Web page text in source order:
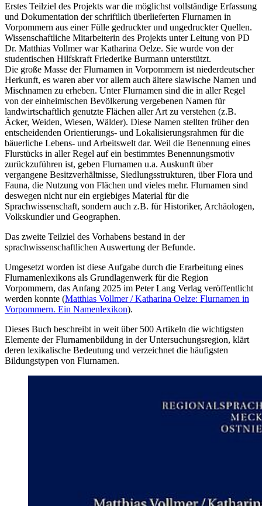
Erstes Teilziel des Projekts war die möglichst vollständige Erfassung
und Dokumentation der schriftlich überlieferten Flurnamen in
Vorpommern aus einer Fülle gedruckter und ungedruckter Quellen.
Wissenschaftliche Mitarbeiterin des Projekts unter Leitung von PD
Dr. Matthias Vollmer war Katharina Oelze. Sie wurde von der
studentischen Hilfskraft Friederike Burmann unterstützt.
Die große Masse der Flurnamen in Vorpommern ist niederdeutscher
Herkunft, es waren aber vor allem auch ältere slawische Namen und
Mischnamen zu erheben. Unter Flurnamen sind die in aller Regel
von der einheimischen Bevölkerung vergebenen Namen für
landwirtschaftlich genutzte Flächen aller Art zu verstehen (z.B.
Äcker, Weiden, Wiesen, Wälder). Diese Namen stellten früher den
entscheidenden Orientierungs- und Lokalisierungsrahmen für die
bäuerliche Lebens- und Arbeitswelt dar. Weil die Benennung eines
Flurstücks in aller Regel auf ein bestimmtes Benennungsmotiv
zurückzuführen ist, geben Flurnamen u.a. Auskunft über
vergangene Besitzverhältnisse, Siedlungsstrukturen, über Flora und
Fauna, die Nutzung von Flächen und vieles mehr. Flurnamen sind
deswegen nicht nur ein ergiebiges Material für die
Sprachwissenschaft, sondern auch z.B. für Historiker, Archäologen,
Volkskundler und Geographen.
Das zweite Teilziel des Vorhabens bestand in der
sprachwissenschaftlichen Auswertung der Befunde.
Umgesetzt worden ist diese Aufgabe durch die Erarbeitung eines
Flurnamenlexikons als Grundlagenwerk für die Region
Vorpommern, das Anfang 2025 im Peter Lang Verlag veröffentlicht
werden konnte (Matthias Vollmer / Katharina Oelze: Flurnamen in
Vorpommern. Ein Namenlexikon).
Dieses Buch beschreibt in weit über 500 Artikeln die wichtigsten
Elemente der Flurnamenbildung in der Untersuchungsregion, klärt
deren lexikalische Bedeutung und verzeichnet die häufigsten
Bildungstypen von Flurnamen.